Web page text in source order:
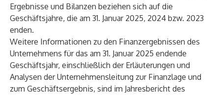
Ergebnisse und Bilanzen beziehen sich auf die
Geschäftsjahre, die am 31. Januar 2025, 2024 bzw. 2023
enden.
Weitere Informationen zu den Finanzergebnissen des
Unternehmens für das am 31. Januar 2025 endende
Geschäftsjahr, einschließlich der Erläuterungen und
Analysen der Unternehmensleitung zur Finanzlage und
zum Geschäftsergebnis, sind im Jahresbericht des